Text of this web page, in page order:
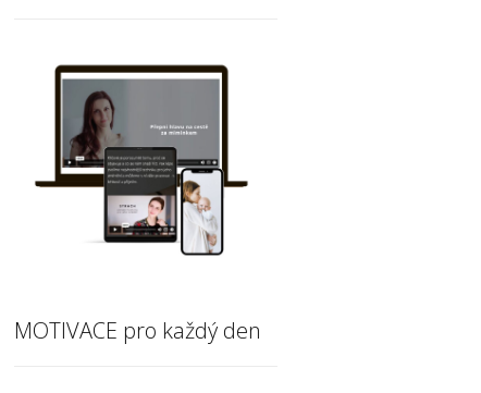
MOTIVACE pro každý den